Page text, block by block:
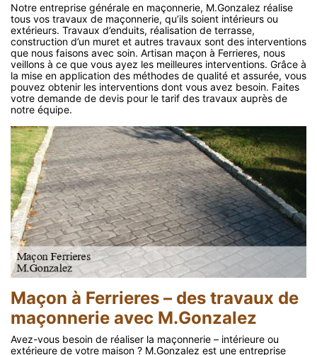
Notre entreprise générale en maçonnerie, M.Gonzalez réalise
tous vos travaux de maçonnerie, qu’ils soient intérieurs ou
extérieurs. Travaux d’enduits, réalisation de terrasse,
construction d’un muret et autres travaux sont des interventions
que nous faisons avec soin. Artisan maçon à Ferrieres, nous
veillons à ce que vous ayez les meilleures interventions. Grâce à
la mise en application des méthodes de qualité et assurée, vous
pouvez obtenir les interventions dont vous avez besoin. Faites
votre demande de devis pour le tarif des travaux auprès de
notre équipe.
Maçon à Ferrieres – des travaux de
maçonnerie avec M.Gonzalez
Avez-vous besoin de réaliser la maçonnerie – intérieure ou
extérieure de votre maison ? M.Gonzalez est une entreprise